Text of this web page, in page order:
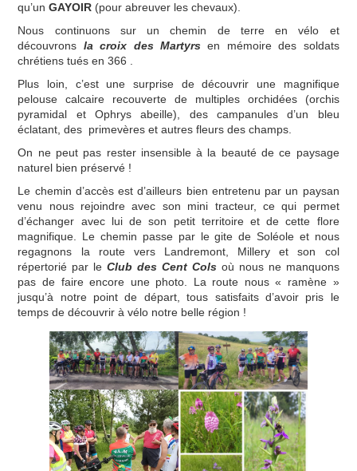
qu’unGAYOIR (pour abreuver les chevaux).
Nous continuons sur un chemin de terre en vélo et
découvrons la croix des Martyrs en mémoire des soldats
chrétiens tués en 366 .
Plus loin, c’est une surprise de découvrir une magnifique
pelouse calcaire recouverte de multiples orchidées (orchis
pyramidal et Ophrys abeille), des campanules d’un bleu
éclatant, des primevères et autres fleurs des champs.
On ne peut pas rester insensible à la beauté de ce paysage
naturel bien préservé !
Le chemin d’accès est d’ailleurs bien entretenu par un paysan
venu nous rejoindre avec son mini tracteur, ce qui permet
d’échanger avec lui de son petit territoire et de cette flore
magnifique. Le chemin passe par le gite de Soléole et nous
regagnons la route vers Landremont, Millery et son col
répertorié par le Club des Cent Cols où nous ne manquons
pas de faire encore une photo. La route nous « ramène »
jusqu’à notre point de départ, tous satisfaits d’avoir pris le
temps de découvrir à vélo notre belle région !